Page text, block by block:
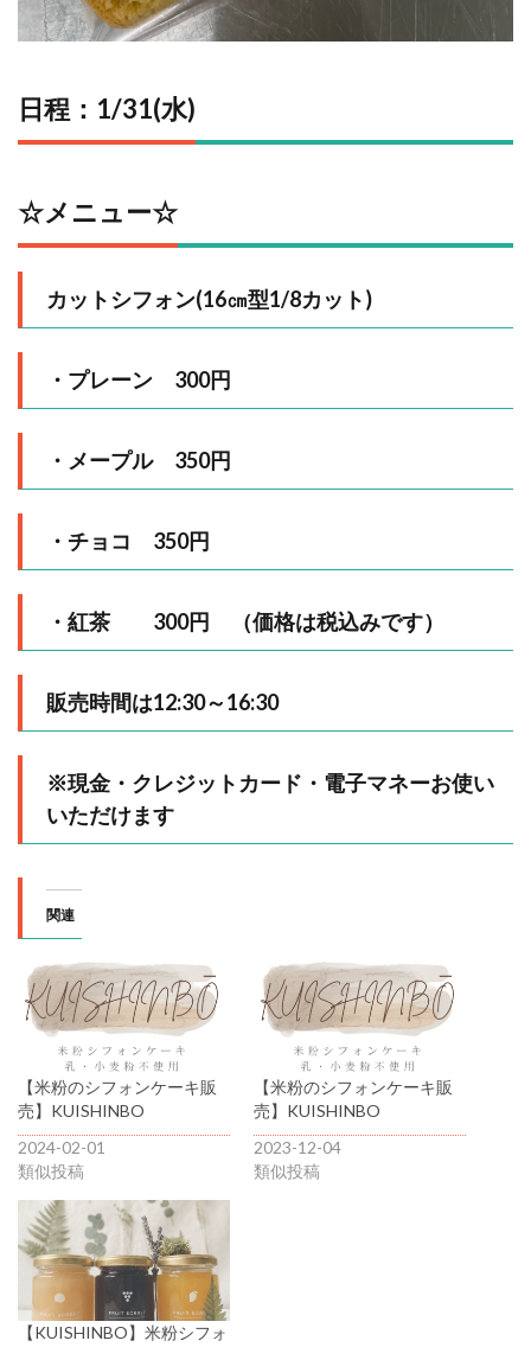
日程：1/31(水)
☆メニュー☆
カットシフォン(16㎝型1/8カット)
・プレーン 300円
・メープル 350円
・チョコ 350円
・紅茶 300円 （価格は税込みです）
販売時間は12:30～16:30
※現金・クレジットカード・電子マネーお使い
いただけます
関連
【米粉のシフォンケーキ販
売】KUISHINBO
2024-02-01
類似投稿
【米粉のシフォンケーキ販
売】KUISHINBO
2023-12-04
類似投稿
【KUISHINBO】米粉シフォ